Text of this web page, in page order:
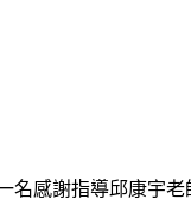
名感謝指導邱康宇老